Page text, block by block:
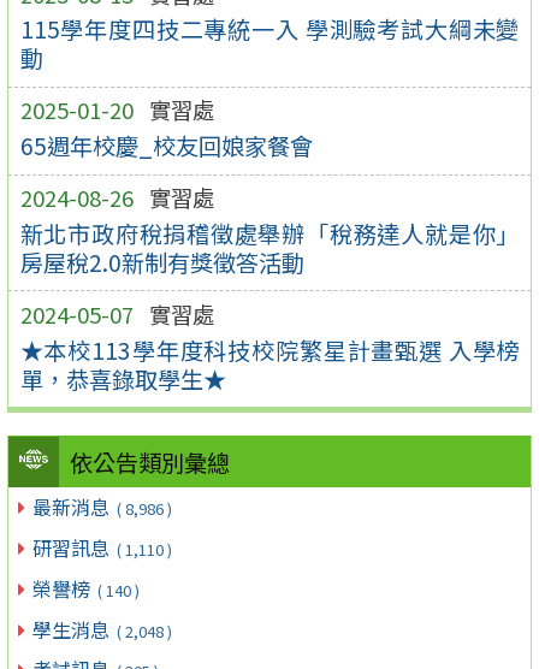
115學年度四技二專統一入 學測驗考試大綱未變
動
2025-01-20 實習處
65週年校慶_校友回娘家餐會
2024-08-26 實習處
新北市政府稅捐稽徵處舉辦「稅務達人就是你」
房屋稅2.0新制有獎徵答活動
2024-05-07 實習處
★本校113學年度科技校院繁星計畫甄選 入學榜
單，恭喜錄取學生★
依公告類別彙總
最新消息 ( 8,986 )
研習訊息 ( 1,110 )
榮譽榜 ( 140 )
學生消息 ( 2,048 )